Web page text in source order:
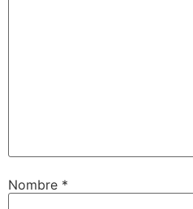
Nombre *